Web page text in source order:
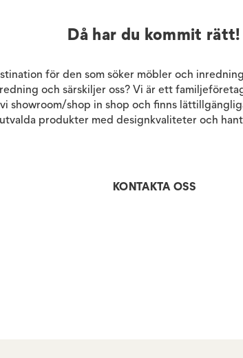
Då har du kommit rätt!
för den som söker möbler och
och särskiljer oss? Vi är ett
showroom/shop in shop och finns
produkter med designkvaliteter och
KONTAKTA OSS